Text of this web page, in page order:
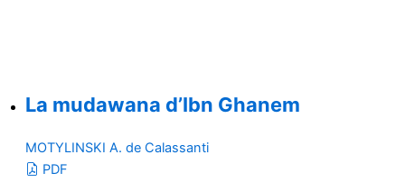
La mudawana d’Ibn Ghanem
MOTYLINSKI A. de Calassanti
PDF